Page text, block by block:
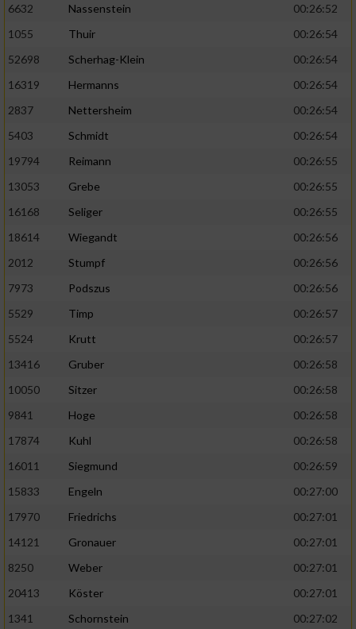
6632
Nassenstein
00:26:52
1055
Thuir
00:26:54
52698
Scherhag-Klein
00:26:54
16319
Hermanns
00:26:54
2837
Nettersheim
00:26:54
5403
Schmidt
00:26:54
19794
Reimann
00:26:55
13053
Grebe
00:26:55
16168
Seliger
00:26:55
18614
Wiegandt
00:26:56
2012
Stumpf
00:26:56
7973
Podszus
00:26:56
5529
Timp
00:26:57
5524
Krutt
00:26:57
13416
Gruber
00:26:58
10050
Sitzer
00:26:58
9841
Hoge
00:26:58
17874
Kuhl
00:26:58
16011
Siegmund
00:26:59
15833
Engeln
00:27:00
17970
Friedrichs
00:27:01
14121
Gronauer
00:27:01
8250
Weber
00:27:01
20413
Köster
00:27:01
1341
Schornstein
00:27:02